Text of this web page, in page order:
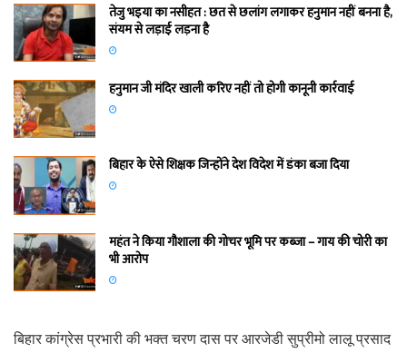
तेजु भइया का नसीहत : छत से छलांग लगाकर हनुमान नहीं बनना है,
संयम से लड़ाई लड़ना है
हनुमान जी मंदिर खाली करिए नहीं तो होगी कानूनी कार्रवाई
बिहार के ऐसे शिक्षक जिन्होंने देश विदेश में डंका बजा दिया
महंत ने किया गौशाला की गोचर भूमि पर कब्जा – गाय की चोरी का
भी आरोप
बिहार कांग्रेस प्रभारी की भक्त चरण दास पर आरजेडी सुप्रीमो लालू प्रसाद